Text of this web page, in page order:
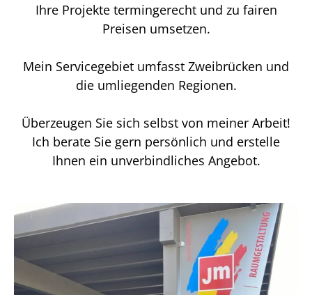
Ihre Projekte termingerecht und zu fairen
Preisen umsetzen.
Mein Servicegebiet umfasst Zweibrücken und
die umliegenden Regionen.
Überzeugen Sie sich selbst von meiner Arbeit!
Ich berate Sie gern persönlich und erstelle
Ihnen ein unverbindliches Angebot.